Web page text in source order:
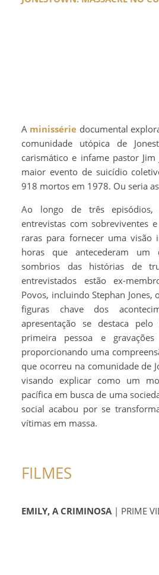
A minissérie documental
comunidade utópica de
carismático e infame pastor
maior evento de suicídio
918 mortos em 1978. Ou seria
Ao longo de três episódios,
entrevistas com sobreviventes
raras para fornecer uma visão
horas que antecederam um
sombrios das histórias de
entrevistados estão ex-
Povos, incluindo Stephan Jones,
figuras chave dos
apresentação se destaca
primeira pessoa e
proporcionando uma
que ocorreu na comunidade de
visando explicar como um
pacífica em busca de uma
social acabou por se
vítimas em massa.
FILMES
EMILY, A CRIMINOSA | PRIME